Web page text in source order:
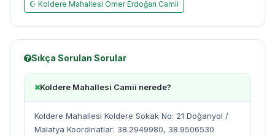
☪ Koldere Mahallesi Ömer Erdoğan Camii
Sıkça Sorulan Sorular
Koldere Mahallesi Camii nerede?
Koldere Mahallesi Koldere Sokak No: 21 Doğanyol /
Malatya Koordinatlar: 38.2949980, 38.9506530